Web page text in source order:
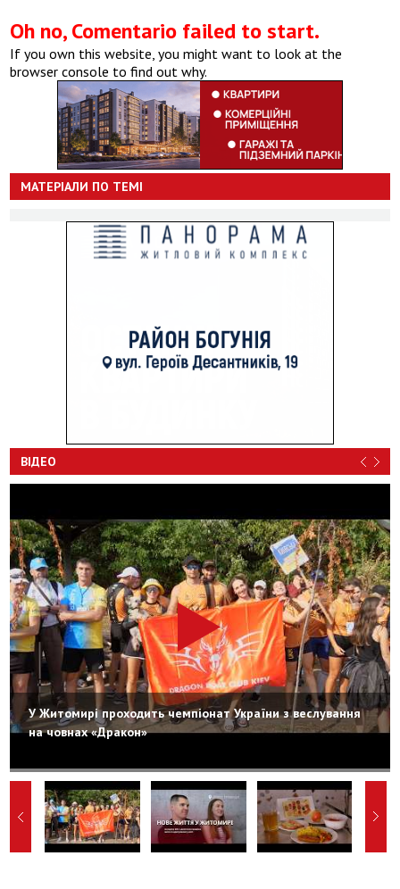
Oh no, Comentario failed to start.
If you own this website, you might want to look at the
browser console to find out why.
МАТЕРІАЛИ ПО ТЕМІ
ВІДЕО
У Житомирі проходить чемпіонат України з веслування
на човнах «Дракон»